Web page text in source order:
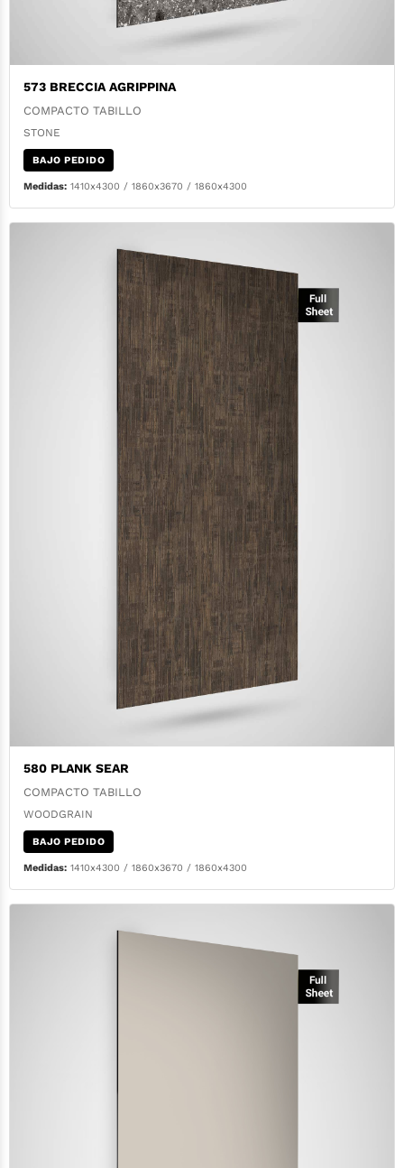
573 BRECCIA AGRIPPINA
COMPACTO TABILLO
STONE
BAJO PEDIDO
Medidas:1410x4300 / 1860x3670 / 1860x4300
580 PLANK SEAR
COMPACTO TABILLO
WOODGRAIN
BAJO PEDIDO
Medidas:1410x4300 / 1860x3670 / 1860x4300